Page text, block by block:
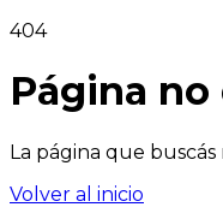
404
Página
La página que
Volver al inicio